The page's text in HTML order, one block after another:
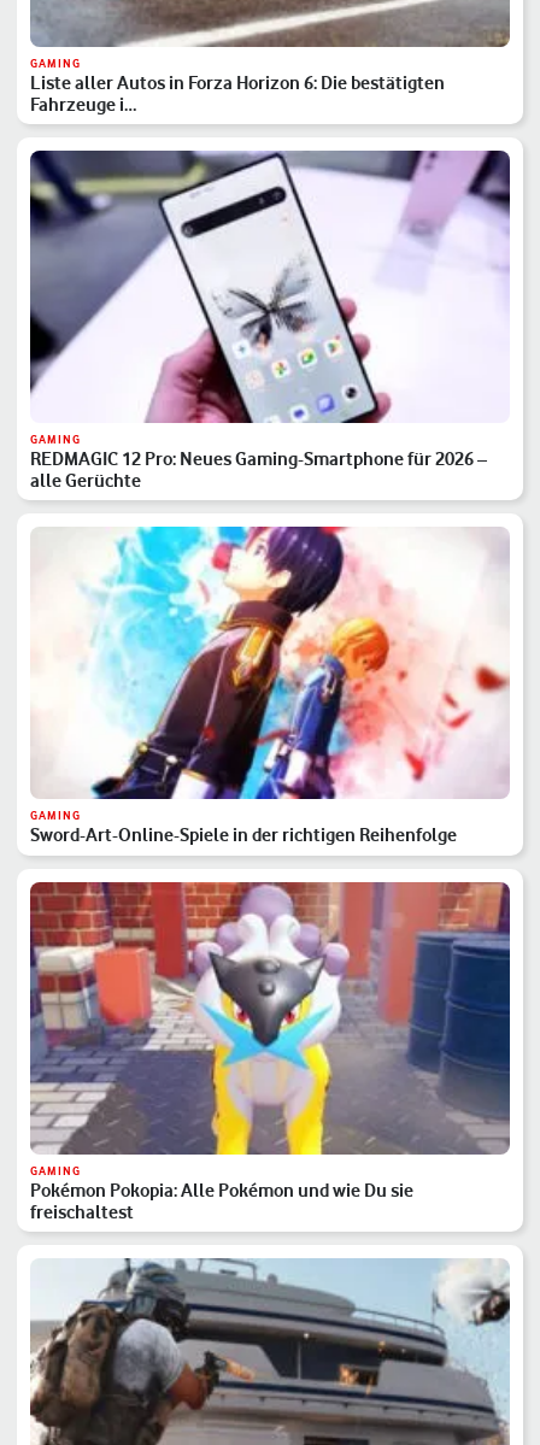
GAMING
Liste aller Autos in Forza Horizon 6: Die bestätigten
Fahrzeuge i…
GAMING
REDMAGIC 12 Pro: Neues Gaming-Smartphone für 2026 –
alle Gerüchte
GAMING
Sword-Art-Online-Spiele in der richtigen Reihenfolge
GAMING
Pokémon Pokopia: Alle Pokémon und wie Du sie
freischaltest